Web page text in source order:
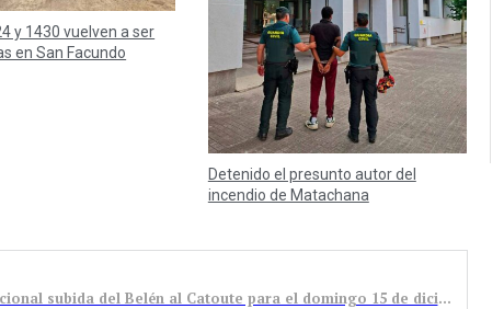
y 1430 vuelven a ser
en San Facundo
Detenido el presunto autor del
incendio de Matachana
La Peña de Montañeros Gistredo prepara la tradicional subida del Belén al Catoute para el domingo 15 de diciembre